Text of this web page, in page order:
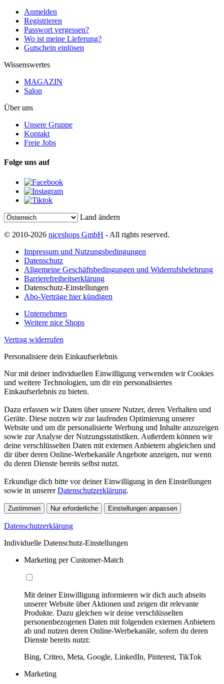
Anmelden
Registrieren
Passwort vergessen?
Wo ist meine Lieferung?
Gutschein einlösen
Wissenswertes
MAGAZIN
Salon
Über uns
Unsere Gruppe
Kontakt
Freie Jobs
Folge uns auf
Land ändern
© 2010-2026 niceshops GmbH - All rights reserved.
Impressum und Nutzungsbedingungen
Datenschutz
Allgemeine Geschäftsbedingungen und Widerrufsbelehrung
Barrierefreiheitserklärung
Datenschutz-Einstellungen
Abo-Verträge hier kündigen
Unternehmen
Weitere nice Shops
Vertrag widerrufen
Personalisiere dein Einkaufserlebnis
Nur mit deiner individuellen Einwilligung verwenden wir Cookies
und weitere Technologien, um dir ein personalisiertes
Einkaufserlebnis zu bieten.
Dazu erfassen wir Daten über unsere Nutzer, deren Verhalten und
Geräte. Diese nutzen wir zur laufenden Optimierung unserer
Website und um dir personalisierte Werbung und Inhalte anzuzeigen
sowie zur Analyse der Nutzungsstatistiken. Außerdem können wir
deine verschlüsselten Daten mit externen Anbietern abgleichen und
dir über deren Online-Werbekanäle Angebote anzeigen, nur wenn
du deren Dienste bereits selbst nutzt.
Erkundige dich bitte vor deiner Einwilligung in den Einstellungen
sowie in unsererDatenschutzerklärung.
Zustimmen Nur erforderliche Einstellungen anpassen
Datenschutzerklärung
Individuelle Datenschutz-Einstellungen
Marketing per Customer-Match
Mit deiner Einwilligung informieren wir dich auch abseits
unserer Website über Aktionen und zeigen dir relevante
Produkte. Dazu gleichen wir deine verschlüsselten
personenbezogenen Daten mit folgenden externen Anbietern
ab und nutzen deren Online-Werbekanäle, sofern du deren
Dienste bereits nutzt:
Bing, Criteo, Meta, Google, LinkedIn, Pinterest, TikTok
Marketing